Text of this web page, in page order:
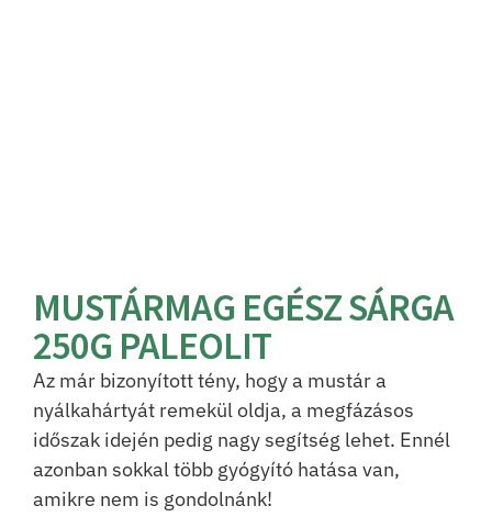
MUSTÁRMAG EGÉSZ SÁRGA
250G PALEOLIT
Az már bizonyított tény, hogy a mustár a
nyálkahártyát remekül oldja, a megfázásos
időszak idején pedig nagy segítség lehet. Ennél
azonban sokkal több gyógyító hatása van,
amikre nem is gondolnánk!